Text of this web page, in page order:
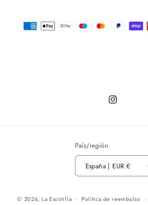
Instagram
País/región
España | EUR €
© 2026, La Escotilla Política de reembolso